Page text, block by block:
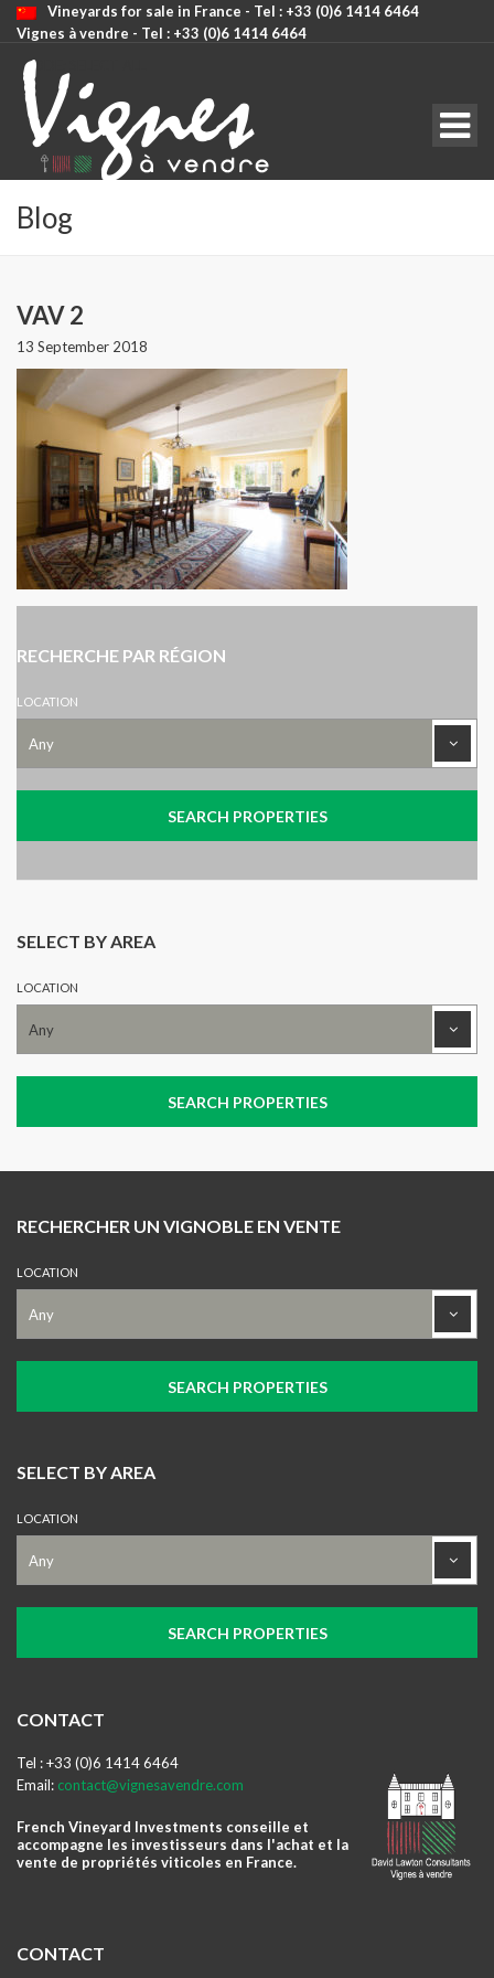
Vineyards for sale in France - Tel : +33 (0)6 1414 6464
Vignes à vendre - Tel : +33 (0)6 1414 6464
CODE: SELECT ALL
Blog
VAV 2
13 September 2018
RECHERCHE PAR RÉGION
LOCATION
SELECT BY AREA
LOCATION
RECHERCHER UN VIGNOBLE EN VENTE
LOCATION
SELECT BY AREA
LOCATION
CONTACT
Tel : +33 (0)6 1414 6464
Email: contact@vignesavendre.com
French Vineyard Investments conseille et
accompagne les investisseurs dans l'achat et la
vente de propriétés viticoles en France.
CONTACT